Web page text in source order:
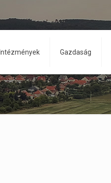
Intézmények Gazdaság